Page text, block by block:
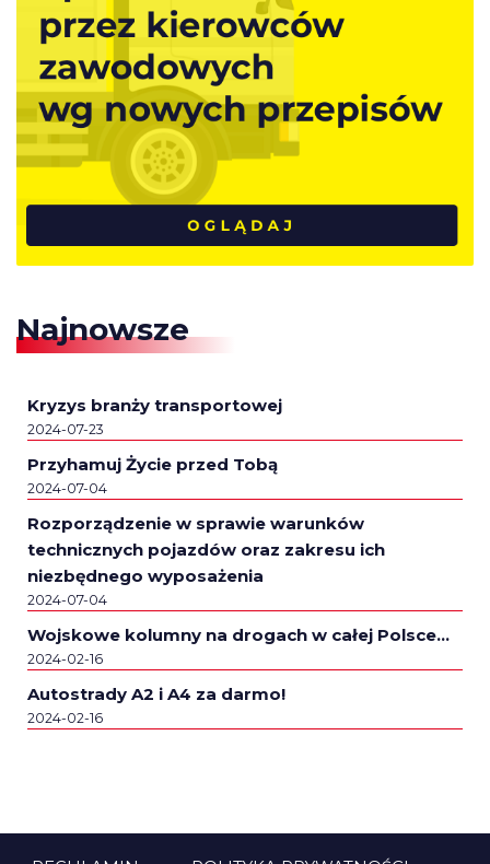
Najnowsze
Kryzys branży transportowej
2024-07-23
Przyhamuj Życie przed Tobą
2024-07-04
Rozporządzenie w sprawie warunków
technicznych pojazdów oraz zakresu ich
niezbędnego wyposażenia
2024-07-04
Wojskowe kolumny na drogach w całej Polsce…
2024-02-16
Autostrady A2 i A4 za darmo!
2024-02-16